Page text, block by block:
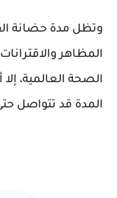
وتظل مدة حضانة
الصحة العالمية،
المدة قد تتواصل حتى 24